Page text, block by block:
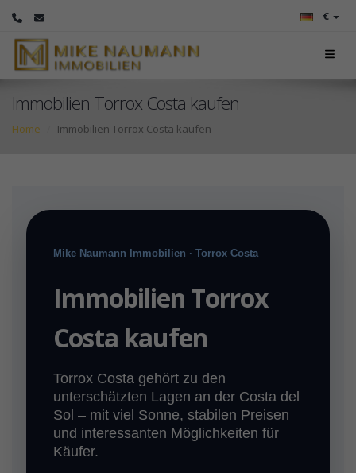
€
Immobilien Torrox Costa kaufen
Home Immobilien Torrox Costa kaufen
Mike Naumann Immobilien · Torrox Costa
Immobilien Torrox
Costa kaufen
Torrox Costa gehört zu den
unterschätzten Lagen an der Costa del
Sol – mit viel Sonne, stabilen Preisen
und interessanten Möglichkeiten für
Käufer.